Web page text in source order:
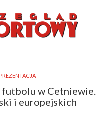
futbolu w Cetniewie.
i europejskich